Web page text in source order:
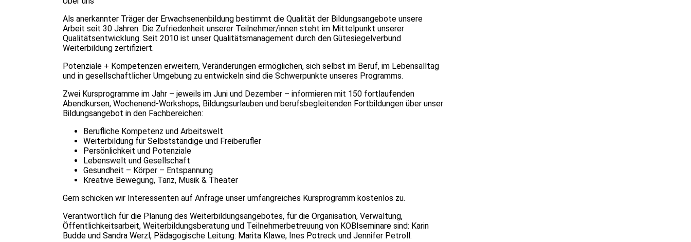
Als anerkannter Träger der Erwachsenenbildung bestimmt die Qualität der Bildungsangebote unsere
Arbeit seit 30 Jahren. Die Zufriedenheit unserer Teilnehmer/innen steht im Mittelpunkt unserer
Qualitätsentwicklung. Seit 2010 ist unser Qualitätsmanagement durch den Gütesiegelverbund
Weiterbildung zertifiziert.
Potenziale + Kompetenzen erweitern, Veränderungen ermöglichen, sich selbst im Beruf, im Lebensalltag
und in gesellschaftlicher Umgebung zu entwickeln sind die Schwerpunkte unseres Programms.
Zwei Kursprogramme im Jahr – jeweils im Juni und Dezember – informieren mit 150 fortlaufenden
Abendkursen, Wochenend-Workshops, Bildungsurlauben und berufsbegleitenden Fortbildungen über unser
Bildungsangebot in den Fachbereichen:
Berufliche Kompetenz und Arbeitswelt
Weiterbildung für Selbstständige und Freiberufler
Persönlichkeit und Potenziale
Lebenswelt und Gesellschaft
Gesundheit – Körper – Entspannung
Kreative Bewegung, Tanz, Musik & Theater
Gern schicken wir Interessenten auf Anfrage unser umfangreiches Kursprogramm kostenlos zu.
Verantwortlich für die Planung des Weiterbildungsangebotes, für die Organisation, Verwaltung,
Öffentlichkeitsarbeit, Weiterbildungsberatung und Teilnehmerbetreuung von KOBIseminare sind: Karin
Budde und Sandra Werzl, Pädagogische Leitung: Marita Klawe, Ines Potreck und Jennifer Petroll.